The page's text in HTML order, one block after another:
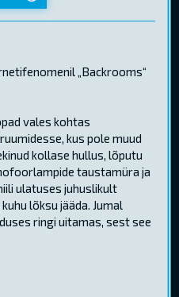
„Backrooms“
vales kohtas
kus pole muud
kollase hullus, lõputu
taustamüra ja
ulatuses juhuslikult
lõksu jääda. Jumal
ringi uitamas, sest see